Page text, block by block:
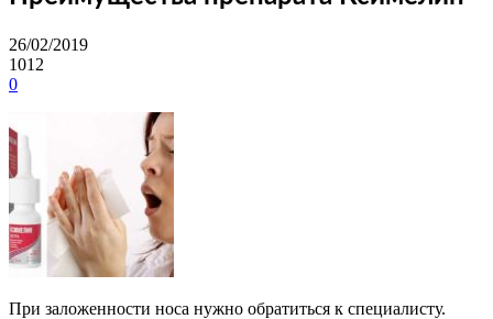
26/02/2019
1012
0
При заложенности носа нужно обратиться к специалисту.